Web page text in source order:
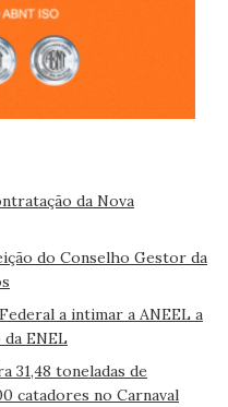
da Nova
do Conselho Gestor da
a intimar a ANEEL a
ENEL
31,48 toneladas de
catadores no Carnaval